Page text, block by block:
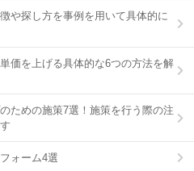
や探し方を事例を用いて具体的に
価を上げる具体的な6つの方法を解
ための施策7選！施策を行う際の注
ォーム4選